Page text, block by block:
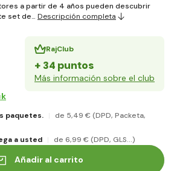
a partir de 4 años pueden descubrir
set de… Descripción completa
RajClub
+ 34 puntos
Más información sobre el club
paquetes. de 5,49 € (DPD, Packeta,
a usted
de 6,99 € (DPD, GLS...)
Añadir al carrito